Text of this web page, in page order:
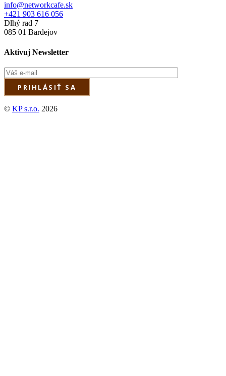
info@networkcafe.sk
+421 903 616 056
Dlhý rad 7
085 01 Bardejov
Aktivuj Newsletter
© KP s.r.o. 2026